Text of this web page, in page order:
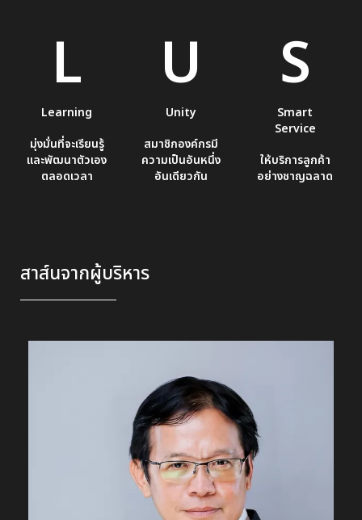
L
Learning
มุ่งมั่นที่จะเรียนรู้
และพัฒนาตัวเอง
ตลอดเวลา
U
Unity
สมาชิกองค์กรมี
ความเป็นอันหนึ่ง
อันเดียวกัน
S
Smart
Service
ให้บริการลูกค้า
อย่างชาญฉลาด
สาส์นจากผู้บริหาร